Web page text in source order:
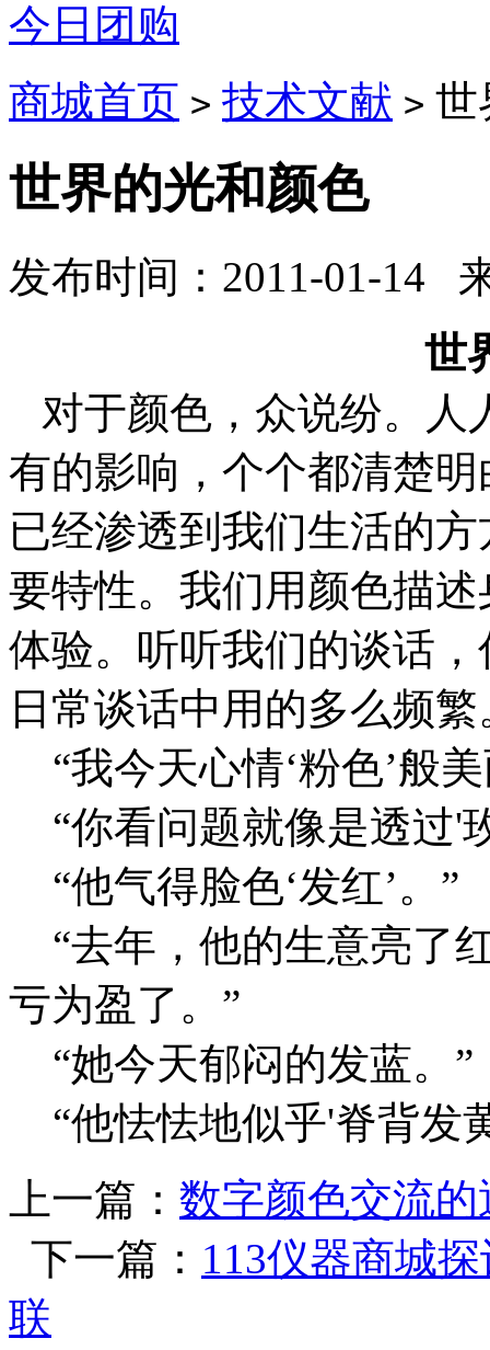
今日团购
商城首页 > 技术文献 > 世
世界的光和颜色
发布时间：2011-01-14
世
对于颜色，众说纷。人
有的影响，个个都清楚
已经渗透到我们生活的
要特性。我们用颜色描
体验。听听我们的谈话
日常谈话中用的多么频繁
“我今天心情‘粉色’般
“你看问题就像是透过'
“他气得脸色‘发红’。”
“去年，他的生意亮了
亏为盈了。”
“她今天郁闷的发蓝。”
“他怯怯地似乎'脊背发
上一篇： 数字颜色交流
下一篇： 113仪器商城
联